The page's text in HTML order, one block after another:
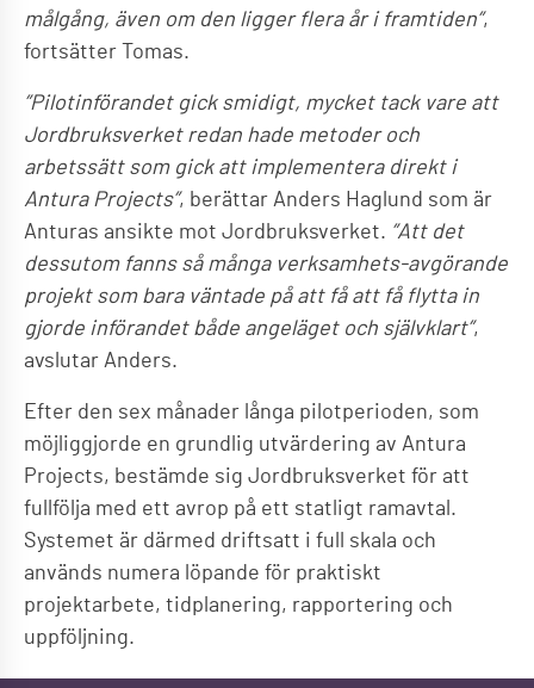
målgång, även om den ligger flera år i framtiden”,
fortsätter Tomas.
”Pilotinförandet gick smidigt, mycket tack vare att
Jordbruksverket redan hade metoder och
arbetssätt som gick att implementera direkt i
Antura Projects”, berättar Anders Haglund som är
Anturas ansikte mot Jordbruksverket. ”Att det
dessutom fanns så många verksamhets-avgörande
projekt som bara väntade på att få att få flytta in
gjorde införandet både angeläget och självklart”,
avslutar Anders.
Efter den sex månader långa pilotperioden, som
möjliggjorde en grundlig utvärdering av Antura
Projects, bestämde sig Jordbruksverket för att
fullfölja med ett avrop på ett statligt ramavtal.
Systemet är därmed driftsatt i full skala och
används numera löpande för praktiskt
projektarbete, tidplanering, rapportering och
uppföljning.